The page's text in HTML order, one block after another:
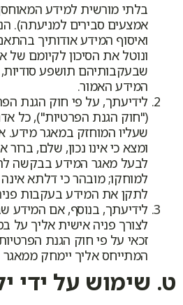
בלתי מורשית למידע
אמצעים סבירים למניעתה).
ואיסוף המידע אודותיך
ונוטל את הסיכון לקיומם של
שבעקבותיהם תושפע
המידע האמור.
("חוק הגנת הפרטיות"), כל
שעליו המוחזק במאגר מידע.
ומצא כי אינו נכון, שלם, ברור
לבעל מאגר המידע בבקשה
למוחקו; מובהר כי דלתא
לתקן את המידע בעקבות
לידיעתך, בנוסף, אם
לצורך פניה אישית אליך על
זכאי על פי חוק הגנת
המתייחס אליך יימחק
ט. שימוש על ידי